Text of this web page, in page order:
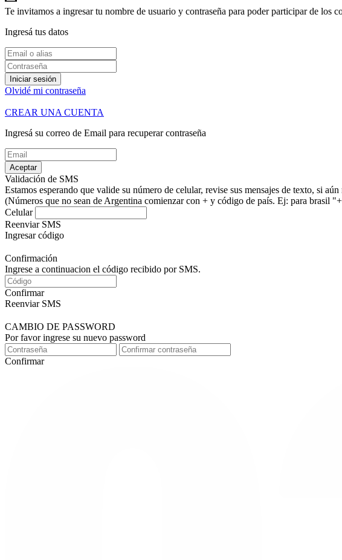
Te invitamos a ingresar tu nombre de usuario y contraseña para poder participar de los
Ingresá tus datos
Iniciar sesión
Olvidé mi contraseña
CREAR UNA CUENTA
Ingresá su correo de Email para recuperar contraseña
Aceptar
Validación de SMS
Estamos esperando que valide su número de celular, revise sus mensajes de texto, si
(Números que no sean de Argentina comienzar con + y código de país. Ej: para brasil
Celular
Reenviar SMS
Ingresar código
Confirmación
Ingrese a continuacion el código recibido por SMS.
Confirmar
Reenviar SMS
CAMBIO DE PASSWORD
Por favor ingrese su nuevo password
Confirmar